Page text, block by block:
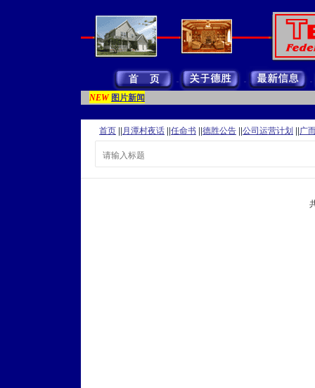
NEW 图片新闻
首页 ||月潭村夜话 ||任命书 ||德胜公告 ||公司运营计划 ||广